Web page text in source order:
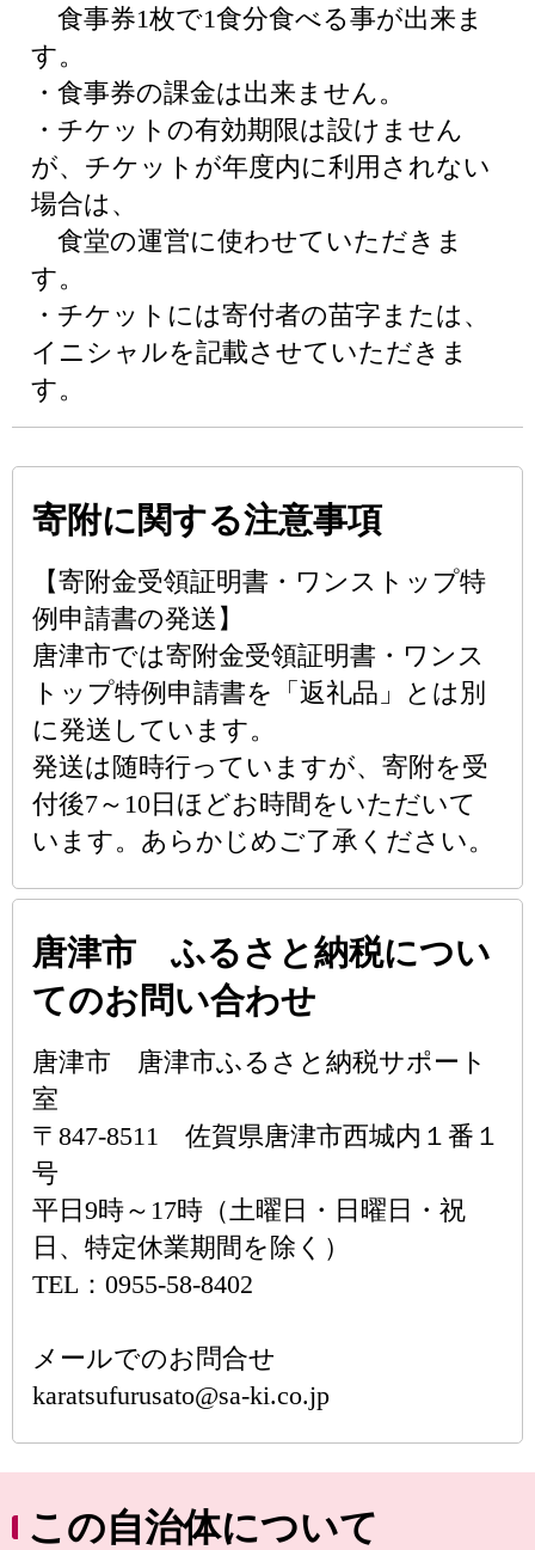
食事券1枚で1食分食べる事が出来ま
す。
・食事券の課金は出来ません。
・チケットの有効期限は設けません
が、チケットが年度内に利用されない
場合は、
食堂の運営に使わせていただきま
す。
・チケットには寄付者の苗字または、
イニシャルを記載させていただきま
す。
寄附に関する注意事項
【寄附金受領証明書・ワンストップ特
例申請書の発送】
唐津市では寄附金受領証明書・ワンス
トップ特例申請書を「返礼品」とは別
に発送しています。
発送は随時行っていますが、寄附を受
付後7～10日ほどお時間をいただいて
います。あらかじめご了承ください。
唐津市 ふるさと納税につい
てのお問い合わせ
唐津市 唐津市ふるさと納税サポート
室
〒847-8511 佐賀県唐津市西城内１番１
号
平日9時～17時（土曜日・日曜日・祝
日、特定休業期間を除く）
TEL：0955-58-8402
メールでのお問合せ
karatsufurusato@sa-ki.co.jp
この自治体について